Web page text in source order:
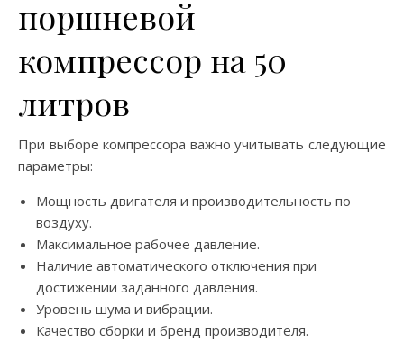
поршневой
компрессор на 50
литров
При выборе компрессора важно учитывать следующие
параметры:
Мощность двигателя и производительность по
воздуху.
Максимальное рабочее давление.
Наличие автоматического отключения при
достижении заданного давления.
Уровень шума и вибрации.
Качество сборки и бренд производителя.